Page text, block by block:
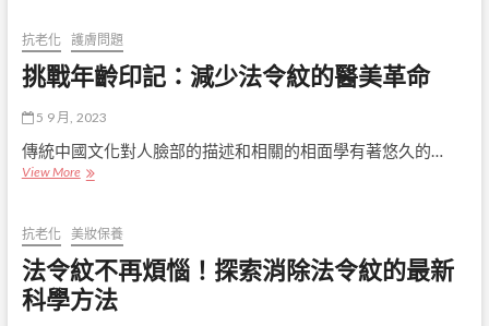
案
膚
自
信：
代
美
科
何
幫
助
您
擺
抗老化 護膚問題
挑戰年齡印記：減少法令紋的醫美革命
5 9 月, 2023
傳統中國文化對人臉部的描述和相關的相面學有著悠久的…
View More挑
齡
印
記：
減
少
抗老化 美妝保養
法令紋不再煩惱！探索消除法令紋的最新
科學方法